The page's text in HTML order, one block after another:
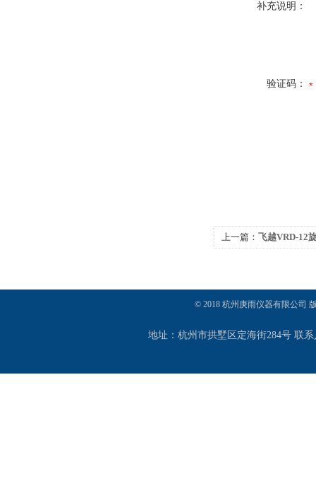
补充说明：
验证码：
上一篇： 飞越VRD-12
© 2018 杭州庚雨仪器有限公司
地址：杭州市拱墅区定海街284号 联